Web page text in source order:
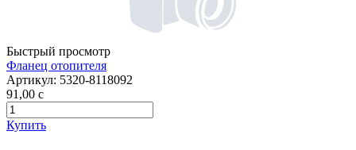
Быстрый просмотр
Фланец отопителя
Артикул: 5320-8118092
91,00 c
Купить